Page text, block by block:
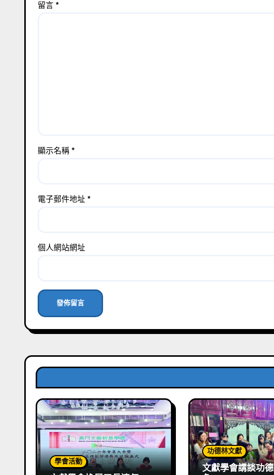
留言 *
顯示名稱 *
電子郵件地址 *
個人網站網址
學會活動
功德林文獻
文獻學會講談功